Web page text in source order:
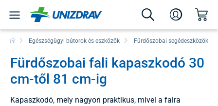
Egészségügyi bútorok és eszközök Fürdőszobai segédeszközök
Fürdőszobai fali kapaszkodó 30
cm-től 81 cm-ig
Kapaszkodó, mely nagyon praktikus, mivel a falra